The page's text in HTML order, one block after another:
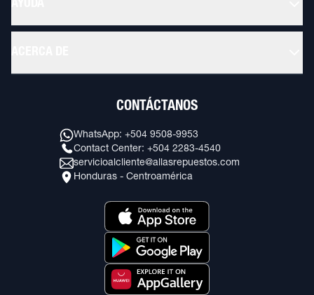
CONTÁCTANOS
WhatsApp: +504 9508-9953
Contact Center: +504 2283-4540
servicioalcliente@allasrepuestos.com
Honduras - Centroamérica